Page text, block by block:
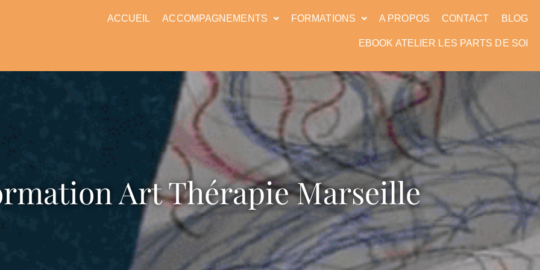
ACCUEIL ACCOMPAGNEMENTS FORMATIONS A PROPOS CONTACT BLOG
EBOOK ATELIER LES PARTS DE SOI
Art Thérapie Marseille